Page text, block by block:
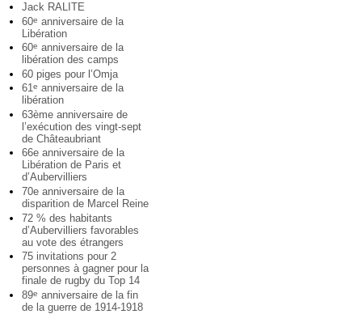
Jack RALITE
60e anniversaire de la
Libération
60e anniversaire de la
libération des camps
60 piges pour l’Omja
61e anniversaire de la
libération
63ème anniversaire de
l’exécution des vingt-sept
de Châteaubriant
66e anniversaire de la
Libération de Paris et
d’Aubervilliers
70e anniversaire de la
disparition de Marcel Reine
72 % des habitants
d’Aubervilliers favorables
au vote des étrangers
75 invitations pour 2
personnes à gagner pour la
finale de rugby du Top 14
89e anniversaire de la fin
de la guerre de 1914-1918